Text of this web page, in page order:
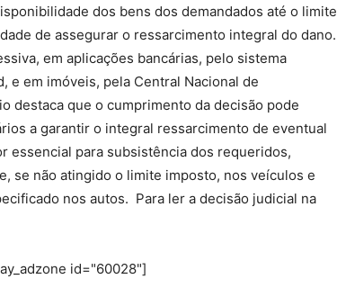
dos bens dos demandados até o limite
de assegurar o ressarcimento integral do dano.
em aplicações bancárias, pelo sistema
e em imóveis, pela Central Nacional de
destaca que o cumprimento da decisão pode
a garantir o integral ressarcimento de eventual
essencial para subsistência dos requeridos,
se não atingido o limite imposto, nos veículos e
nos autos. Para ler a decisão judicial na
id="60028"]